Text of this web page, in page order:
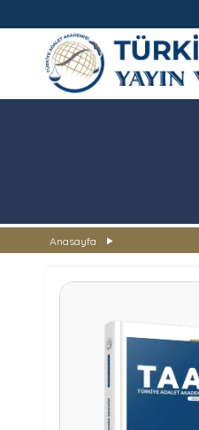
TÜRKİYE
Anasayfa